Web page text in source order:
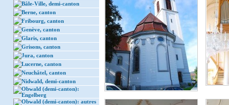
Bâle-Ville, demi-canton
Berne, canton
Fribourg, canton
Genève, canton
Glaris, canton
Grisons, canton
Jura, canton
Lucerne, canton
Neuchâtel, canton
Nidwald, demi-canton
Obwald (demi-canton):
Engelberg
Obwald (demi-canton): autres